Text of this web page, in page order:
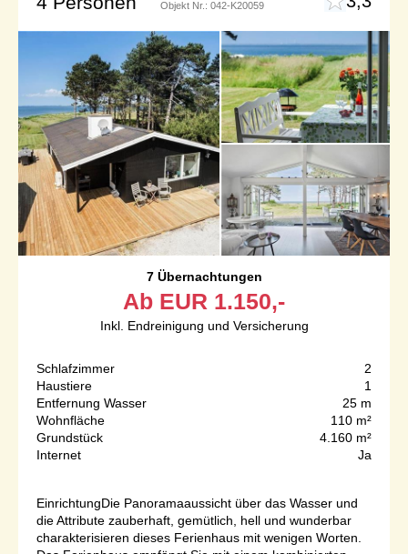
Objekt Nr.: 042-K20059
7 Übernachtungen
Ab EUR 1.150,-
Inkl. Endreinigung und Versicherung
Schlafzimmer
2
Haustiere
1
Entfernung Wasser
25 m
Wohnfläche
110 m²
Grundstück
4.160 m²
Internet
Ja
EinrichtungDie Panoramaaussicht über das Wasser und
die Attribute zauberhaft, gemütlich, hell und wunderbar
charakterisieren dieses Ferienhaus mit wenigen Worten.